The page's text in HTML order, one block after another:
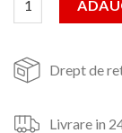
Drept de
Livrare in